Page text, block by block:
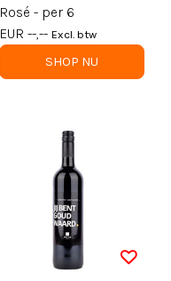
Rosé - per 6
EUR --,-- Excl. btw
SHOP NU